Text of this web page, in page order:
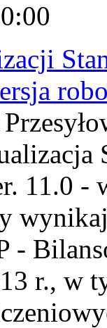
11.0 -
-
r., w